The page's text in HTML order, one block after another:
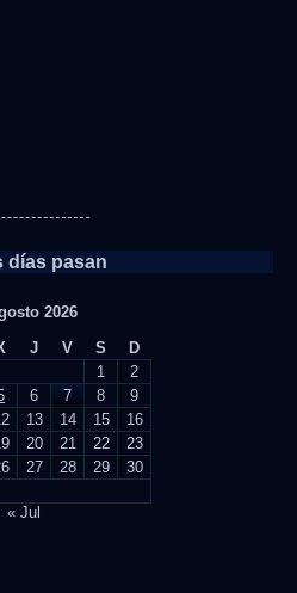
días pasan
2026
J V S
D
1
2
6 7 8
9
13 14 15
16
20 21 22
23
27 28 29
30
« Jul